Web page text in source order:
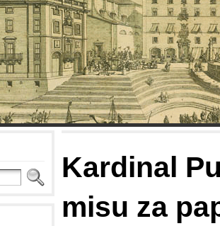
Kardinal
misu za